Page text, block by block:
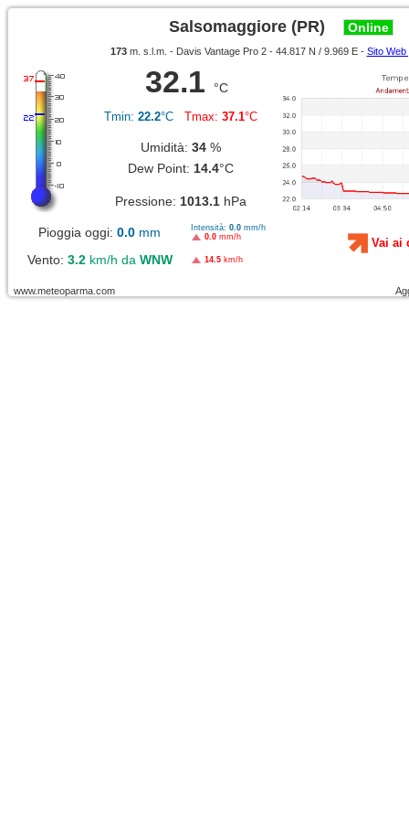
Salsomaggiore (PR) Online
173m. s.l.m. - Davis Vantage Pro 2 - 44.817 N / 9.969 E - Sito Web
32.1 °C
Vai ai
Tmin: 22.2°C Tmax: 37.1°C
Umidità: 34 %
Dew Point: 14.4°C
Pressione: 1013.1 hPa
Pioggia oggi: 0.0 mm Intensità: 0.0 mm/h
0.0 mm/h
Vento: 3.2km/h da WNW 14.5 km/h
www.meteoparma.com